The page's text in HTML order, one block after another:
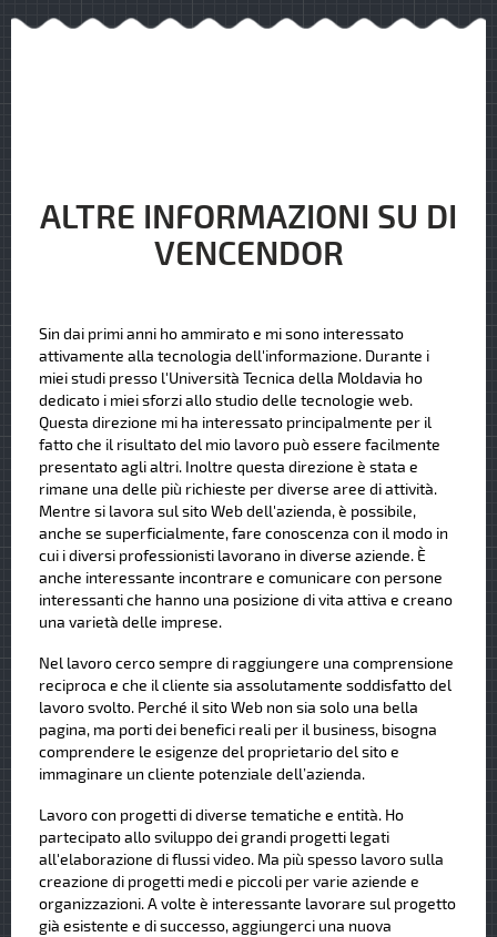
ALTRE INFORMAZIONI SU DI
VENCENDOR
Sin dai primi anni ho ammirato e mi sono interessato
attivamente alla tecnologia dell'informazione. Durante i
miei studi presso l'Università Tecnica della Moldavia ho
dedicato i miei sforzi allo studio delle tecnologie web.
Questa direzione mi ha interessato principalmente per il
fatto che il risultato del mio lavoro può essere facilmente
presentato agli altri. Inoltre questa direzione è stata e
rimane una delle più richieste per diverse aree di attività.
Mentre si lavora sul sito Web dell'azienda, è possibile,
anche se superficialmente, fare conoscenza con il modo in
cui i diversi professionisti lavorano in diverse aziende. È
anche interessante incontrare e comunicare con persone
interessanti che hanno una posizione di vita attiva e creano
una varietà delle imprese.
Nel lavoro cerco sempre di raggiungere una comprensione
reciproca e che il cliente sia assolutamente soddisfatto del
lavoro svolto. Perché il sito Web non sia solo una bella
pagina, ma porti dei benefici reali per il business, bisogna
comprendere le esigenze del proprietario del sito e
immaginare un cliente potenziale dell’azienda.
Lavoro con progetti di diverse tematiche e entità. Ho
partecipato allo sviluppo dei grandi progetti legati
all'elaborazione di flussi video. Ma più spesso lavoro sulla
creazione di progetti medi e piccoli per varie aziende e
organizzazioni. A volte è interessante lavorare sul progetto
già esistente e di successo, aggiungerci una nuova